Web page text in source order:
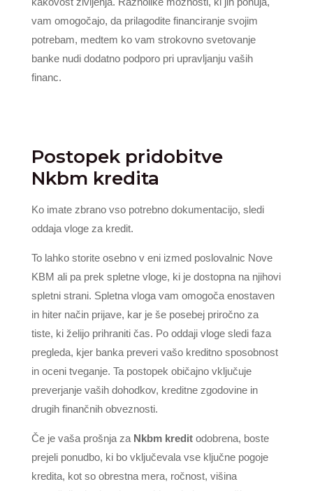
vam omogočajo, da prilagodite financiranje svojim
potrebam, medtem ko vam strokovno svetovanje
banke nudi dodatno podporo pri upravljanju vaših
financ.
Postopek pridobitve
Nkbm kredita
Ko imate zbrano vso potrebno dokumentacijo, sledi
oddaja vloge za kredit.
To lahko storite osebno v eni izmed poslovalnic Nove
KBM ali pa prek spletne vloge, ki je dostopna na njihovi
spletni strani. Spletna vloga vam omogoča enostaven
in hiter način prijave, kar je še posebej priročno za
tiste, ki želijo prihraniti čas. Po oddaji vloge sledi faza
pregleda, kjer banka preveri vašo kreditno sposobnost
in oceni tveganje. Ta postopek običajno vključuje
preverjanje vaših dohodkov, kreditne zgodovine in
drugih finančnih obveznosti.
Če je vaša prošnja za Nkbm kreditodobrena, boste
prejeli ponudbo, ki bo vključevala vse ključne pogoje
kredita, kot so obrestna mera, ročnost, višina